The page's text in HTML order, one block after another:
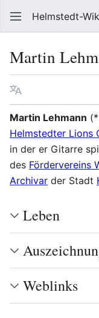
Helmstedt-
Martin
Sprache
Martin Lehmann
Helmstedter Lions
in der er Gitarre
des Fördervereins
Archivar der Stadt
Leben
Weblinks